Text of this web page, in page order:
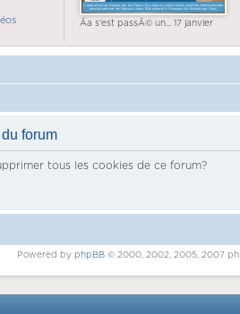
Ãa s'est passÃ© un... 17 janvier
forum
tous les cookies de ce forum?
Powered by phpBB© 2000, 2002, 2005, 2007